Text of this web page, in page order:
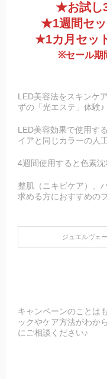
★お試し
★1週間セ
★1カ月セッ
※セール期
LED美容法をスキンケ
ずの「光エステ」体験♪
LED美容効果で使用す
イアと同じカラーの人
4週間使用すると色素
整肌（ニキビケア）、
求める方におすすめの
ジュエルヴェ
キャンペーンのことは
ックやケア方法がわか
にご相談ください♪